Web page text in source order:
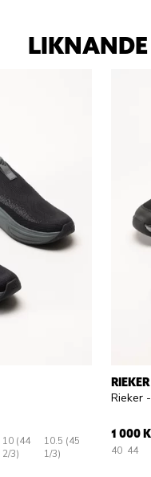
10 (44
2/3)
10.5 (45
1/3)
RIEKER
Rieker
1 000
40 44